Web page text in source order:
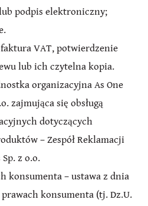
podpis elektroniczny;
VAT, potwierdzenie
lub ich czytelna kopia.
organizacyjna As One
zajmująca się obsługą
dotyczących
– Zespół Reklamacji
z o.o.
konsumenta – ustawa z dnia
prawach konsumenta (tj. Dz.U.